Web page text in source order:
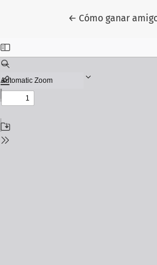
← Volver a los
Cómo ganar